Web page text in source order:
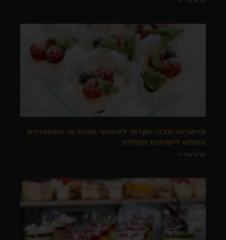
קייטרינג חלבי יוקרתי לאירועי מנהלים: הסטנדרט
החדש לישיבות הנהלה
קרא עוד »